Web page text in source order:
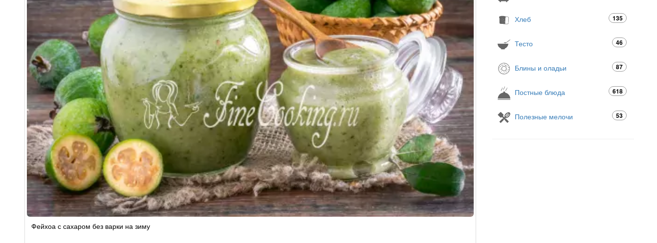
Фейхоа с сахаром без варки на зиму
Хлеб 135
Тесто 46
Блины и оладьи 87
Постные блюда 618
Полезные мелочи 53